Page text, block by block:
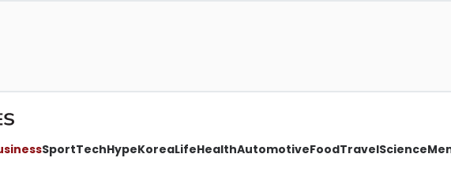
SportTechHypeKoreaLifeHealthAutomotiveFoodTravelScience